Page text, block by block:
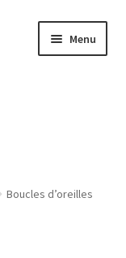
Menu
enfant
le
Boucles d’oreilles